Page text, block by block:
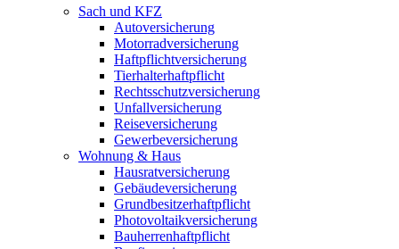
Sach und KFZ
Autoversicherung
Motorradversicherung
Haftpflichtversicherung
Tierhalterhaftpflicht
Rechtsschutzversicherung
Unfallversicherung
Reiseversicherung
Gewerbeversicherung
Wohnung & Haus
Hausratversicherung
Gebäudeversicherung
Grundbesitzerhaftpflicht
Photovoltaikversicherung
Bauherrenhaftpflicht